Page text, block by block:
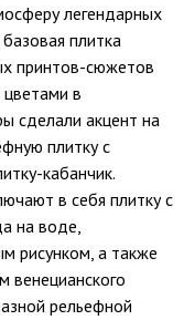
легендарных
плитка
принтов-сюжетов
в
сделали акцент на
плитку с
кабанчик.
в себя плитку с
на воде,
рисунком, а также
венецианского
рельефной